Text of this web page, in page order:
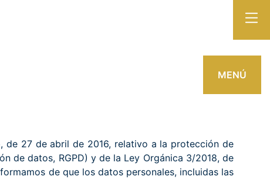
MENÚ
de 27 de abril de 2016, relativo a la protección de
de datos, RGPD) y de la Ley Orgánica 3/2018, de
de que los datos personales, incluidas las